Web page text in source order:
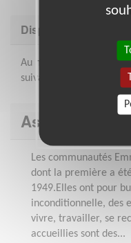
Disponibilité
Au moins une demi
suivants : du mardi au
Association :
Les communautés
dont la première a
1949.Elles ont pour
inconditionnelle, des
vivre, travailler, se
accueillies sont des...